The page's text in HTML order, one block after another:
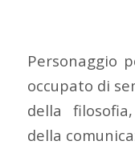
Personaggio
occupato di
della
della